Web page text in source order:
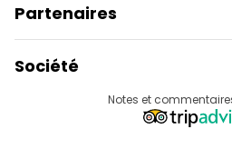
Partenaires
Connexion Du Fournisseur
Programme D’affiliation
Société
Notes et